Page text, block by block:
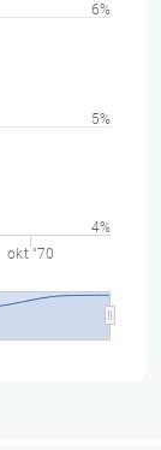
okt "70
5%
6%
4%